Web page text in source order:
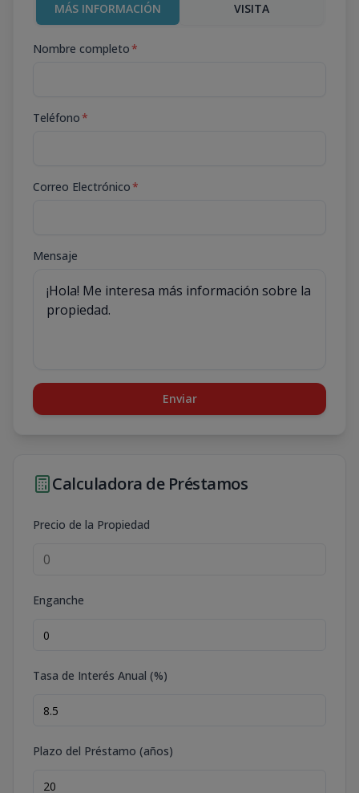
MÁS INFORMACIÓN VISITA
Nombre completo*
Teléfono*
Correo Electrónico*
Mensaje
Enviar
Calculadora de Préstamos
Precio de la Propiedad
Enganche
Tasa de Interés Anual (%)
Plazo del Préstamo (años)